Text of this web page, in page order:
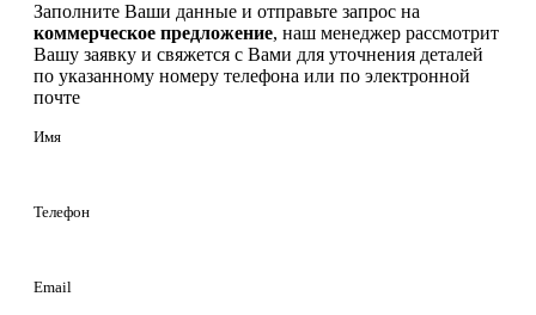
Заполните Ваши данные и отправьте запрос на
коммерческое предложение, наш менеджер рассмотрит
Вашу заявку и свяжется с Вами для уточнения деталей
по указанному номеру телефона или по электронной
почте
Имя
Телефон
Email